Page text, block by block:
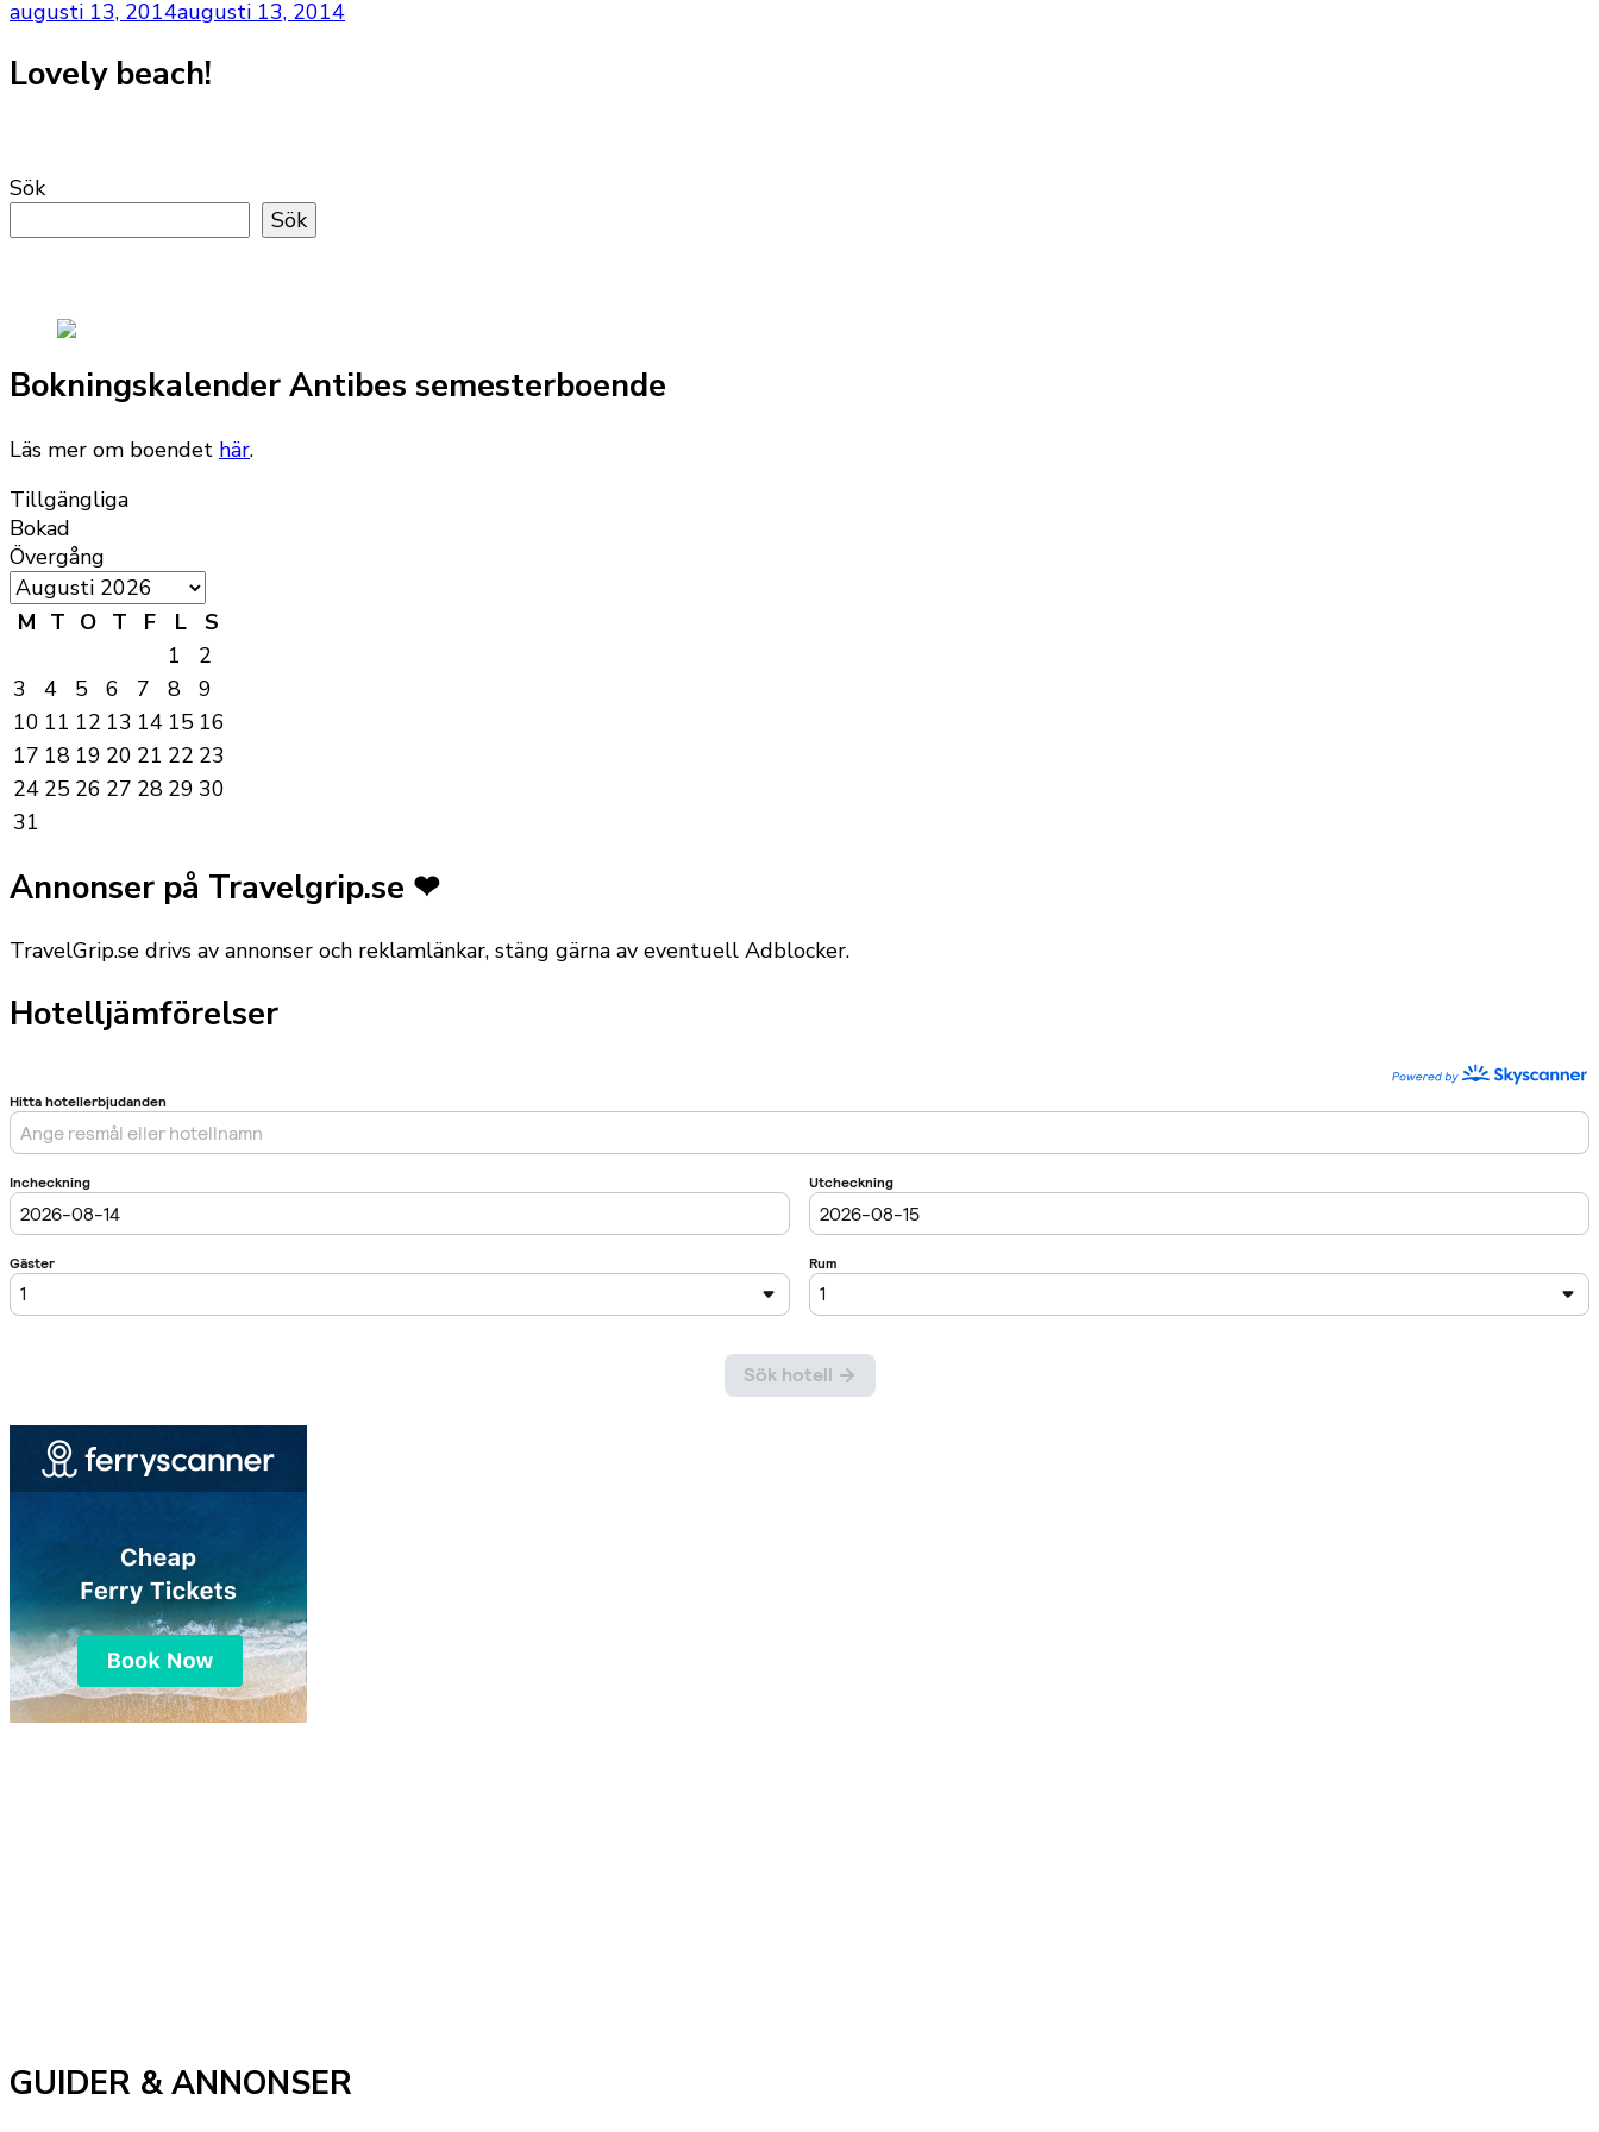
augusti 13, 2014augusti 13, 2014
Lovely beach!
Sök
Sök
Bokningskalender Antibes semesterboende
Läs mer om boendet här.
Tillgängliga
Bokad
Övergång
M T O T F L
S
1
2
3
4 5 6 7 8
9
10 11 12 13 14 15 16
17 18 19 20 21 22 23
24 25 26 27 28 29 30
31
Annonser på Travelgrip.se ❤
TravelGrip.se drivs av annonser och reklamlänkar, stäng gärna av eventuell Adblocker.
Hotelljämförelser
GUIDER & ANNONSER